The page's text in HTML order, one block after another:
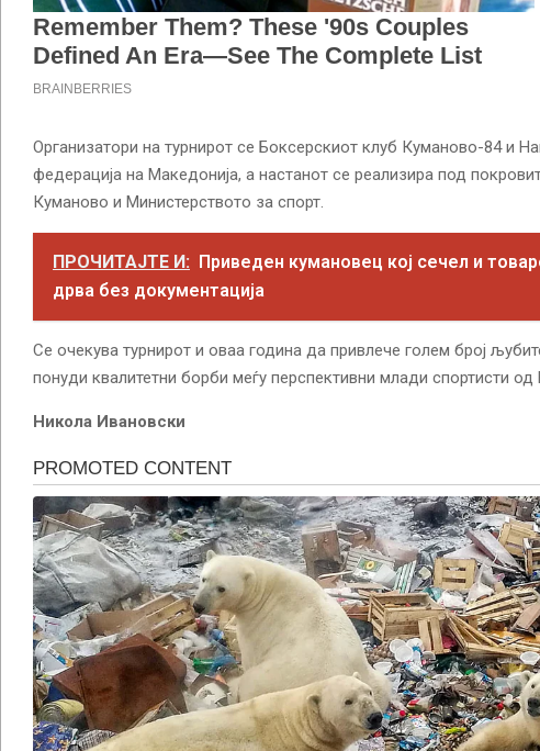
Организатори на турнирот се Боксерскиот клуб Куманово-84 и
федерација на Македонија, а настанот се реализира под
Куманово и Министерството за спорт.
ПРОЧИТАЈТЕ И: Приведен кумановец кој сечел и
дрва без документација
Се очекува турнирот и оваа година да привлече голем број
понуди квалитетни борби меѓу перспективни млади спортисти
Никола Ивановски